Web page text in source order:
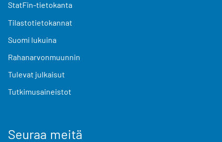
StatFin-tietokanta
Tilastotietokannat
Suomi lukuina
Rahanarvonmuunnin
Tulevat julkaisut
Tutkimusaineistot
Seuraa meitä